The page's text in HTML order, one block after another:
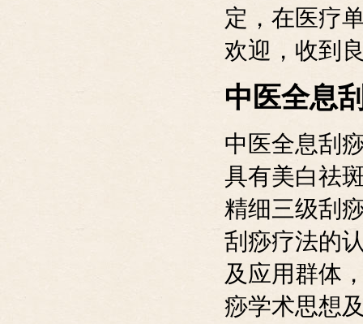
定，在医疗
欢迎，收到
中医全息
中医全息刮
具有美白祛
精细三级刮
刮痧疗法的
及应用群体
痧学术思想